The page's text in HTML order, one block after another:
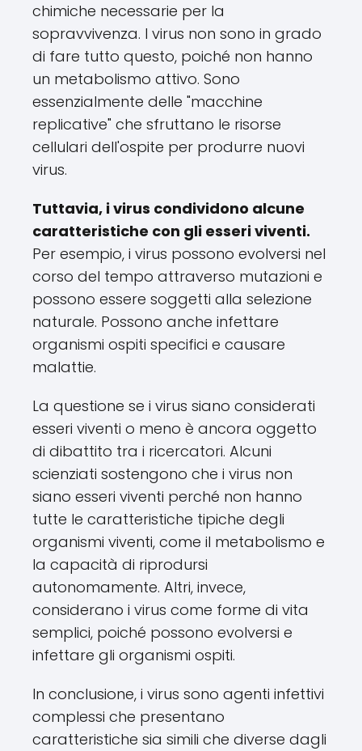
chimiche necessarie per la
sopravvivenza. I virus non sono in grado
di fare tutto questo, poiché non hanno
un metabolismo attivo. Sono
essenzialmente delle "macchine
replicative" che sfruttano le risorse
cellulari dell'ospite per produrre nuovi
virus.
Tuttavia, i virus condividono alcune
caratteristiche con gli esseri viventi.
Per esempio, i virus possono evolversi nel
corso del tempo attraverso mutazioni e
possono essere soggetti alla selezione
naturale. Possono anche infettare
organismi ospiti specifici e causare
malattie.
La questione se i virus siano considerati
esseri viventi o meno è ancora oggetto
di dibattito tra i ricercatori. Alcuni
scienziati sostengono che i virus non
siano esseri viventi perché non hanno
tutte le caratteristiche tipiche degli
organismi viventi, come il metabolismo e
la capacità di riprodursi
autonomamente. Altri, invece,
considerano i virus come forme di vita
semplici, poiché possono evolversi e
infettare gli organismi ospiti.
In conclusione, i virus sono agenti infettivi
complessi che presentano
caratteristiche sia simili che diverse dagli